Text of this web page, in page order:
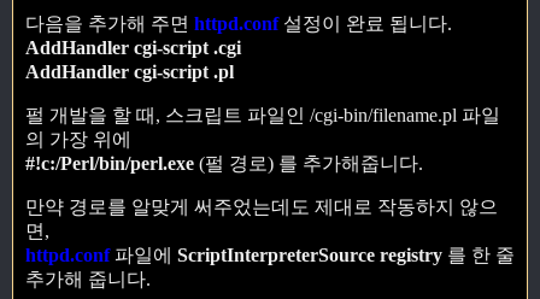
다음을 추가해 주면 httpd.conf설정이 완료 됩니다.
AddHandler cgi-script .cgi
AddHandler cgi-script .pl
펄 개발을 할 때, 스크립트 파일인 /cgi-bin/filename.pl 파일
의 가장 위에
#!c:/Perl/bin/perl.exe (펄 경로) 를 추가해줍니다.
만약 경로를 알맞게 써주었는데도 제대로 작동하지 않으
면,
httpd.conf파일에 ScriptInterpreterSource registry 를 한 줄
추가해 줍니다.